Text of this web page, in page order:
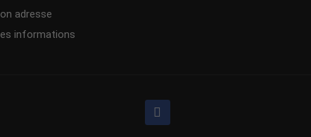
adresse
informations